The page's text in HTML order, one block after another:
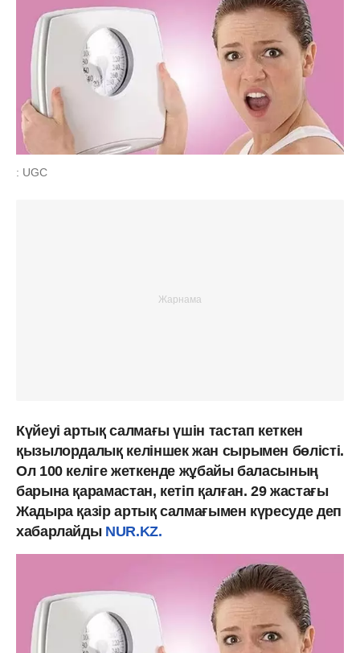
: UGC
Күйеуі артық салмағы үшін тастап кеткен
қызылордалық келіншек жан сырымен бөлісті.
Ол 100 келіге жеткенде жұбайы баласының
барына қарамастан, кетіп қалған. 29 жастағы
Жадыра қазір артық салмағымен күресуде деп
хабарлайды NUR.KZ.